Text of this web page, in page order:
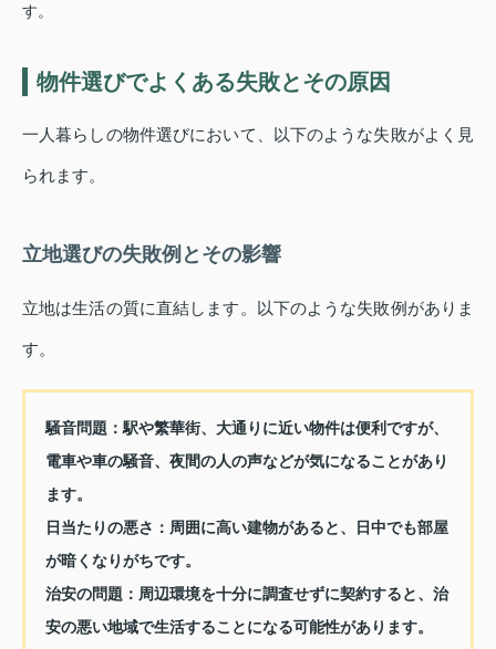
す。
物件選びでよくある失敗とその原因
一人暮らしの物件選びにおいて、以下のような失敗がよく見
られます。
立地選びの失敗例とその影響
立地は生活の質に直結します。以下のような失敗例がありま
す。
騒音問題 ：駅や繁華街、大通りに近い物件は便利ですが、
電車や車の騒音、夜間の人の声などが気になることがあり
ます。
日当たりの悪さ ：周囲に高い建物があると、日中でも部屋
が暗くなりがちです。
治安の問題 ：周辺環境を十分に調査せずに契約すると、治
安の悪い地域で生活することになる可能性があります。